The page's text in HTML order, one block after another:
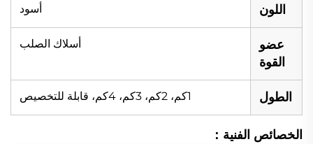
اللون أسود
عضو
القوة
أسلاك الصلب
الطول 1كم، 2كم، 3كم، 4كم، قابلة للتخصيص
الخصائص الفنية：